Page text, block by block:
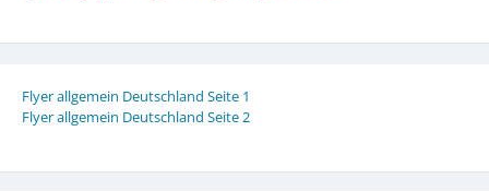
Flyer allgemein Deutschland Seite 1
Flyer allgemein Deutschland Seite 2